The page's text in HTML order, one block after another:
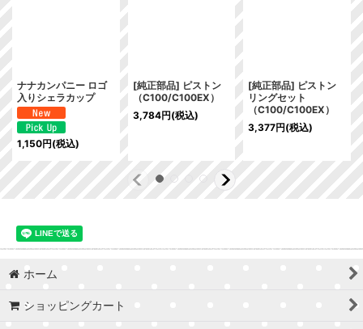
ナナカンパニー ロゴ
入りシェラカップ
1,150円(税込)
[純正部品] ピストン
（C100/C100EX）
3,784円(税込)
[純正部品] ピストン
リングセット
（C100/C100EX）
3,377円(税込)
ホーム
ショッピングカート